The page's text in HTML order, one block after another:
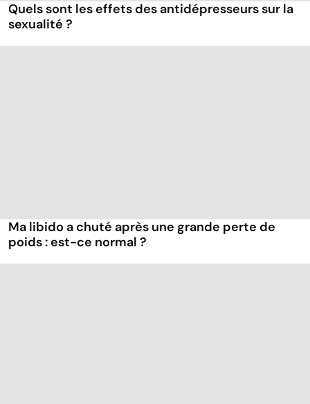
Quels sont les effets des antidépresseurs sur la
sexualité ?
Ma libido a chuté après une grande perte de
poids : est-ce normal ?